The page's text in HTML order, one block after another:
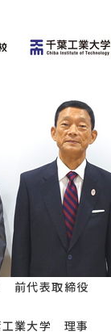
前代表取締役
業大学 理事